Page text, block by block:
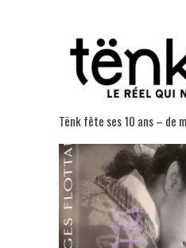
Tënk fête ses 10 ans – de